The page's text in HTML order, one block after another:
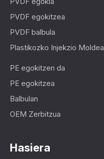
PVDF egokitzea
PVDF balbula
Plastikozko Injekzio Moldea
PE egokitzen da
PE egokitzea
Balbulan
OEM Zerbitzua
Hasiera